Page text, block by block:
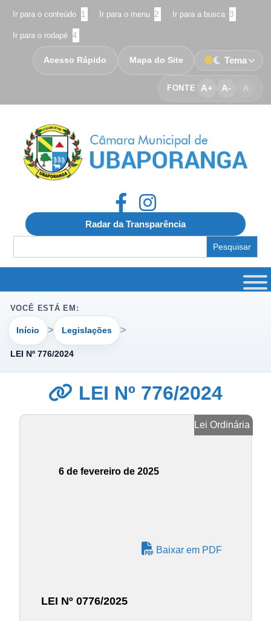
Ir para o conteúdo 1 Ir para o menu 2 Ir para a busca 3
Ir para o rodapé 4
FONTE A+ A- A
Acesso Rápido Mapa do Site Tema
Radar da Transparência
for:
VOCÊ ESTÁ EM:
Início Legislações
LEI Nº 776/2024
LEI Nº 776/2024
Lei Ordinária
6 de fevereiro de 2025
Baixar em PDF
LEI Nº 0776/2025